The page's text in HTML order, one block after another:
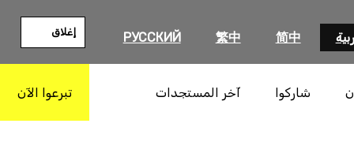
简中
繁中
РУССКИЙ إغلاق
شاركوا آخر المستجدات تبرعوا الآن